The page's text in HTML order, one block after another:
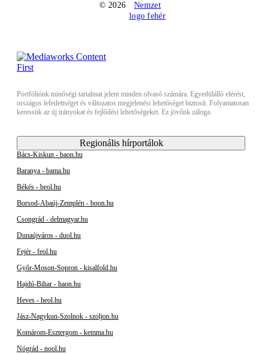
© 2026
Portfóliónk minőségi tartalmat jelent minden olvasó számára. Egyedülálló elérést,
országos lefedettséget és változatos megjelenési lehetőséget biztosít. Folyamatosan
keressük az új irányokat és fejlődési lehetőségeket. Ez jövőnk záloga.
Regionális hírportálok
Bács-Kiskun - baon.hu
Baranya - bama.hu
Békés - beol.hu
Borsod-Abaúj-Zemplén - boon.hu
Csongrád - delmagyar.hu
Dunaújváros - duol.hu
Fejér - feol.hu
Győr-Moson-Sopron - kisalfold.hu
Hajdú-Bihar - haon.hu
Heves - heol.hu
Jász-Nagykun-Szolnok - szoljon.hu
Komárom-Esztergom - kemma.hu
Nógrád - nool.hu